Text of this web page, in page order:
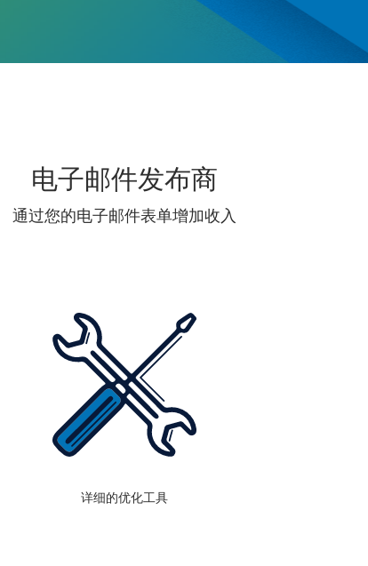
电子邮件发布商
通过您的电子邮件表单增加收入
详细的优化工具